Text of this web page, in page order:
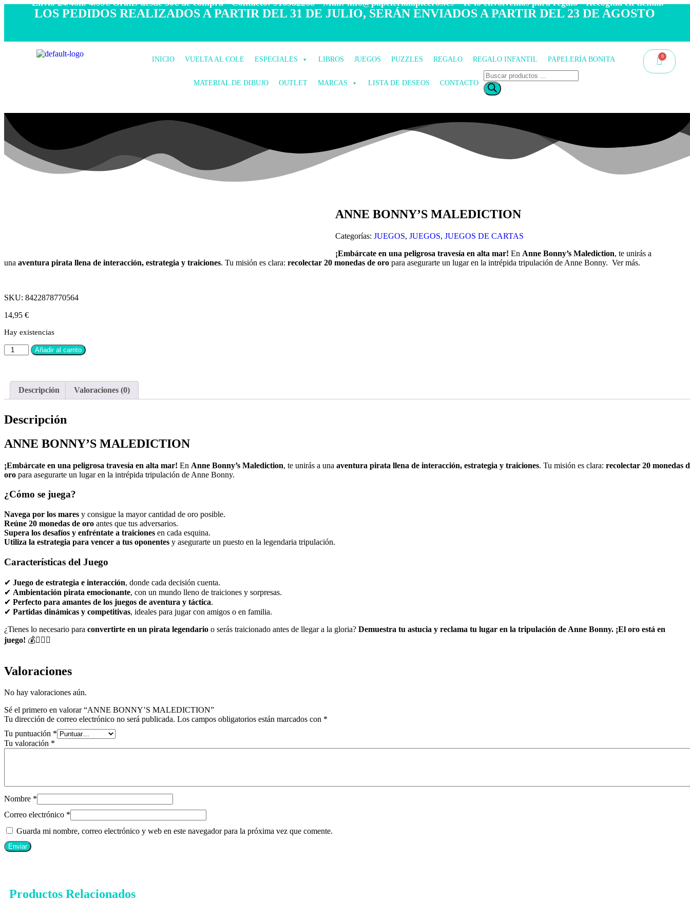
- Envío 24/48h. 4.99€ Gratis desde 50€ de compra - Contacto: 916582268 - Mail: info@papelerialapiceros.es - Te lo envolvemos para regalo - Recogida en tienda.
LOS PEDIDOS REALIZADOS A PARTIR DEL 31 DE JULIO, SERÁN ENVIADOS A PARTIR DEL 23 DE AGOSTO
INICIO VUELTA AL COLE ESPECIALES LIBROS JUEGOS PUZZLES REGALO REGALO INFANTIL PAPELERÍA BONITA
MATERIAL DE DIBUJO OUTLET MARCAS LISTA DE DESEOS CONTACTO
ANNE BONNY’S MALEDICTION
Categorías: JUEGOS,JUEGOS,JUEGOS DE CARTAS
¡Embárcate en una peligrosa travesía en alta mar! En Anne Bonny’s Malediction, te unirás a
una aventura pirata llena de interacción, estrategia y traiciones. Tu misión es clara: recolectar 20 monedas de oro para asegurarte un lugar en la intrépida tripulación de Anne Bonny. Ver más.
SKU: 8422878770564
14,95 €
Hay existencias
Añadir al carrito
Descripción Valoraciones (0)
Descripción
ANNE BONNY’S MALEDICTION
¡Embárcate en una peligrosa travesía en alta mar! En Anne Bonny’s Malediction, te unirás a una aventura pirata llena de interacción, estrategia y traiciones. Tu misión es clara: recolectar 20 monedas
oro para asegurarte un lugar en la intrépida tripulación de Anne Bonny.
¿Cómo se juega?
Navega por los mares y consigue la mayor cantidad de oro posible.
Reúne 20 monedas de oro antes que tus adversarios.
Supera los desafíos y enfréntate a traiciones en cada esquina.
Utiliza la estrategia para vencer a tus oponentes y asegurarte un puesto en la legendaria tripulación.
Características del Juego
✔ Juego de estrategia e interacción, donde cada decisión cuenta.
✔ Ambientación pirata emocionante, con un mundo lleno de traiciones y sorpresas.
✔ Perfecto para amantes de los juegos de aventura y táctica.
✔ Partidas dinámicas y competitivas, ideales para jugar con amigos o en familia.
¿Tienes lo necesario para convertirte en un pirata legendario o serás traicionado antes de llegar a la gloria? Demuestra tu astucia y reclama tu lugar en la tripulación de Anne Bonny. ¡El oro está en
juego! 💰🏴‍☠⚓
Valoraciones
No hay valoraciones aún.
Sé el primero en valorar “ANNE BONNY’S MALEDICTION”
Tu dirección de correo electrónico no será publicada. Los campos obligatorios están marcados con *
Tu puntuación *
Tu valoración *
Nombre *
Correo electrónico *
Guarda mi nombre, correo electrónico y web en este navegador para la próxima vez que comente.
Productos Relacionados